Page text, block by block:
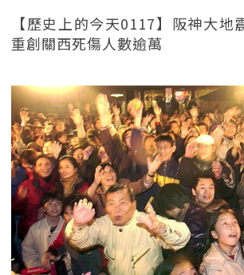
【歷史上的今天0117】阪神大
重創關西死傷人數逾萬